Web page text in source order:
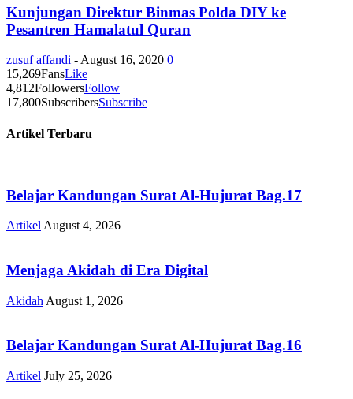
Kunjungan Direktur Binmas Polda DIY ke
Pesantren Hamalatul Quran
zusuf affandi - August 16, 2020 0
15,269FansLike
4,812FollowersFollow
17,800SubscribersSubscribe
Artikel Terbaru
Belajar Kandungan Surat Al-Hujurat Bag.17
Artikel August 4, 2026
Menjaga Akidah di Era Digital
Akidah August 1, 2026
Belajar Kandungan Surat Al-Hujurat Bag.16
Artikel July 25, 2026